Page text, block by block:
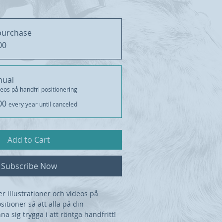
på handfri positionering
every year until canceled
Add to Cart
Subscribe Now
illustrationer och videos på
så att alla på din
sig trygga i att röntga handfritt!